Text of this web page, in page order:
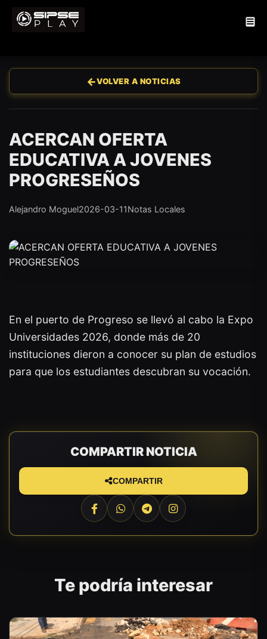
←VOLVER A NOTICIAS
ACERCAN OFERTA
EDUCATIVA A JOVENES
PROGRESEÑOS
Alejandro Moguel2026-03-11Notas Locales
En el puerto de Progreso se llevó al cabo la Expo
Universidades 2026, donde más de 20
instituciones dieron a conocer su plan de estudios
para que los estudiantes descubran su vocación.
COMPARTIR NOTICIA
COMPARTIR
Te podría interesar